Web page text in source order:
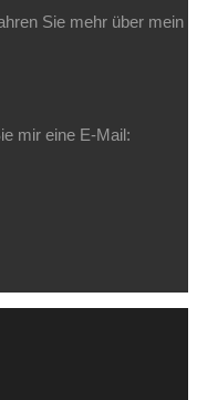
Sie mehr über mein
mir eine E-Mail: